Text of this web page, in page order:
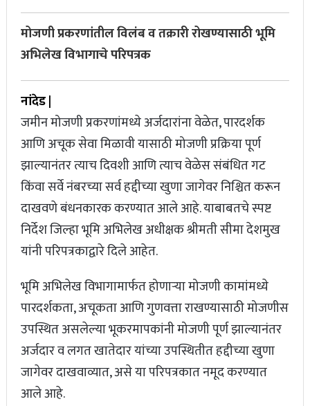
ट्रॉफीही जिंकली, न्यूझीलंडचा पराभव
चॅम्पियन्स ट्रॉफी अंतिम फेरीत धडक
मोजणी प्रकरणांतील विलंब व तक्रारी रोखण्यासाठी भूमि
अभिलेख विभागाचे परिपत्रक
नांदेड |
जमीन मोजणी प्रकरणांमध्ये अर्जदारांना वेळेत, पारदर्शक
आणि अचूक सेवा मिळावी यासाठी मोजणी प्रक्रिया पूर्ण
झाल्यानंतर त्याच दिवशी आणि त्याच वेळेस संबंधित गट
किंवा सर्वे नंबरच्या सर्व हद्दीच्या खुणा जागेवर निश्चित करून
दाखवणे बंधनकारक करण्यात आले आहे. याबाबतचे स्पष्ट
निर्देश जिल्हा भूमि अभिलेख अधीक्षक श्रीमती सीमा देशमुख
यांनी परिपत्रकाद्वारे दिले आहेत.
भूमि अभिलेख विभागामार्फत होणाऱ्या मोजणी कामांमध्ये
पारदर्शकता, अचूकता आणि गुणवत्ता राखण्यासाठी मोजणीस
उपस्थित असलेल्या भूकरमापकांनी मोजणी पूर्ण झाल्यानंतर
अर्जदार व लगत खातेदार यांच्या उपस्थितीत हद्दीच्या खुणा
जागेवर दाखवाव्यात, असे या परिपत्रकात नमूद करण्यात
आले आहे.